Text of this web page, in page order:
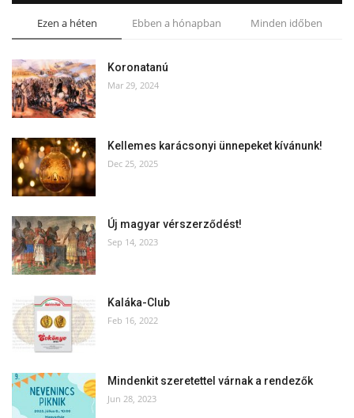
Ezen a héten Ebben a hónapban Minden időben
Koronatanú
Mar 29, 2024
Kellemes karácsonyi ünnepeket kívánunk!
Dec 25, 2025
Új magyar vérszerződést!
Sep 14, 2023
Kaláka-Club
Feb 16, 2022
Mindenkit szeretettel várnak a rendezők
Jun 28, 2023